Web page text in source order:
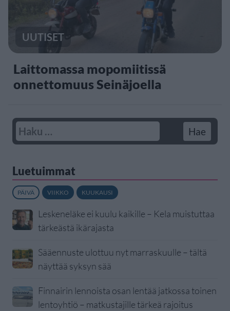
UUTISET
Laittomassa mopomiitissä
onnettomuus Seinäjoella
Luetuimmat
PÄIVÄ VIIKKO KUUKAUSI
Leskeneläke ei kuulu kaikille – Kela muistuttaa
tärkeästä ikärajasta
Sääennuste ulottuu nyt marraskuulle – tältä
näyttää syksyn sää
Finnairin lennoista osan lentää jatkossa toinen
lentoyhtiö – matkustajille tärkeä rajoitus